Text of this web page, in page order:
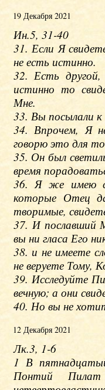
19 Декабря 2021
Ин.5, 31-40
31. Если Я
не есть истинно.
32. Есть
истинно то
Мне.
33. Вы посылали к
34. Впрочем, Я
говорю это для
35. Он был
время
36. Я же имею
которые Отец
творимые,
37. И пославший
вы ни гласа Его
38. и не имеете
не веруете Тому,
39. Исследуйте
вечную; а они
40. Но вы не
12 Декабря 2021
Лк.3, 1-6
1 В
Понтий